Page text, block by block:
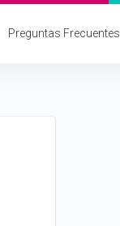
Preguntas Frecuentes